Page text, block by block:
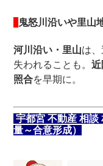
鬼怒川沿いや里山
河川沿い・里山は
失われることも。
照合を早期に。
宇都宮 不動産 相談
量～合意形成）